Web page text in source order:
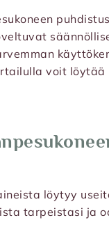
voit
löytyy
tarpeistasi ja